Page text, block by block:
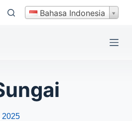
Bahasa Indonesia
2025